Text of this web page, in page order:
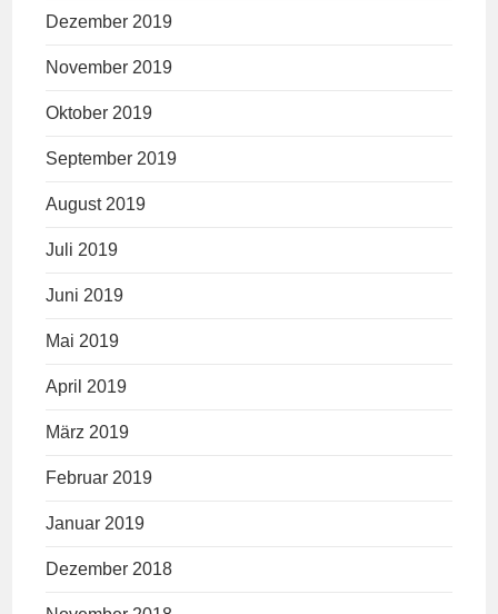
Dezember 2019
November 2019
Oktober 2019
September 2019
August 2019
Juli 2019
Juni 2019
Mai 2019
April 2019
März 2019
Februar 2019
Januar 2019
Dezember 2018